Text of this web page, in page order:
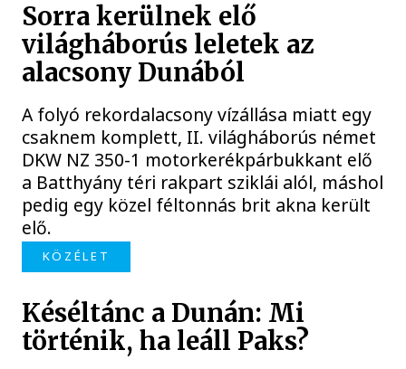
Sorra kerülnek elő
világháborús leletek az
alacsony Dunából
A folyó rekordalacsony vízállása miatt egy
csaknem komplett, II. világháborús német
DKW NZ 350-1 motorkerékpárbukkant elő
a Batthyány téri rakpart sziklái alól, máshol
pedig egy közel féltonnás brit akna került
elő.
KÖZÉLET
Késéltánc a Dunán: Mi
történik, ha leáll Paks?